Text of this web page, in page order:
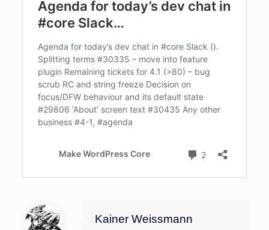
Kainer Weissmann